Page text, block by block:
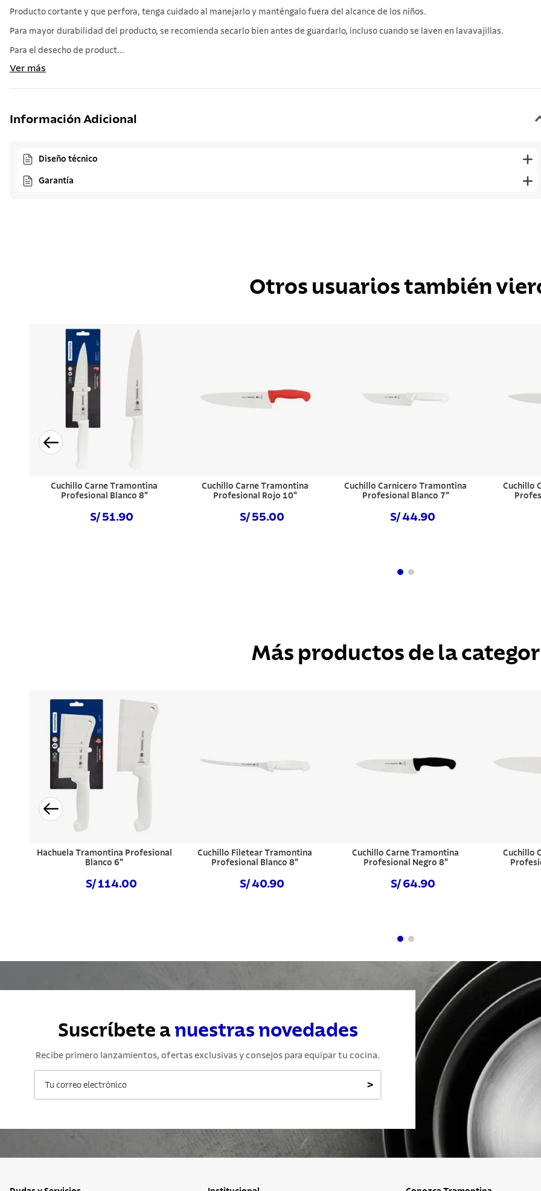
Producto cortante y que perfora, tenga cuidado al manejarlo y manténgalo fuera del alcance de los niños.
Para mayor durabilidad del producto, se recomienda secarlo bien antes de guardarlo, incluso cuando se laven en lavavajillas.
Para el desecho de product...
Ver más
Información Adicional
Diseño técnico
Garantía
Otros usuarios también
Cuchillo Carne Tramontina
Profesional Blanco 8"
S/ 51.90
Cuchillo Carne Tramontina
Profesional Rojo 10"
S/ 55.00
Cuchillo Carnicero Tramontina
Profesional Blanco 7"
S/ 44.90
Cuchillo
Más productos de la
Hachuela Tramontina Profesional
Blanco 6"
S/ 114.00
Cuchillo Filetear Tramontina
Profesional Blanco 8"
S/ 40.90
Cuchillo Carne Tramontina
Profesional Negro 8"
S/ 64.90
Cuchillo
Suscríbete anuestras novedades
Recibe primero lanzamientos, ofertas exclusivas y consejos para equipar tu cocina.
>